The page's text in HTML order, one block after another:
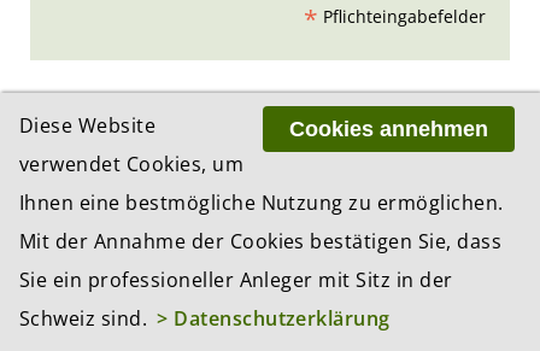
* Pflichteingabefelder
PARTNER
Cookies annehmen
Diese Website
verwendet Cookies, um
Ihnen eine bestmögliche Nutzung zu ermöglichen.
Mit der Annahme der Cookies bestätigen Sie, dass
Sie ein professioneller Anleger mit Sitz in der
Schweiz sind. > Datenschutzerklärung